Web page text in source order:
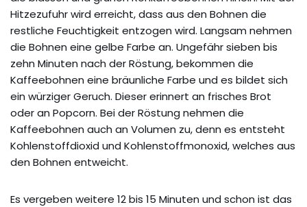
Hitzezufuhr wird erreicht, dass aus den Bohnen die
restliche Feuchtigkeit entzogen wird. Langsam nehmen
die Bohnen eine gelbe Farbe an. Ungefähr sieben bis
zehn Minuten nach der Röstung, bekommen die
Kaffeebohnen eine bräunliche Farbe und es bildet sich
ein würziger Geruch. Dieser erinnert an frisches Brot
oder an Popcorn. Bei der Röstung nehmen die
Kaffeebohnen auch an Volumen zu, denn es entsteht
Kohlenstoffdioxid und Kohlenstoffmonoxid, welches aus
den Bohnen entweicht.
Es vergeben weitere 12 bis 15 Minuten und schon ist das